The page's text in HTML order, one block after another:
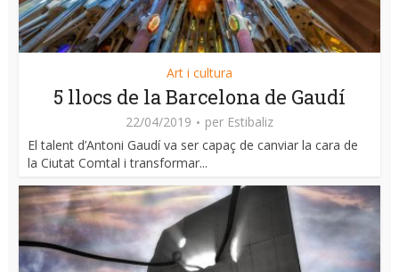
Art i cultura
5 llocs de la Barcelona de Gaudí
22/04/2019 per Estibaliz
El talent d’Antoni Gaudí va ser capaç de canviar la cara de
la Ciutat Comtal i transformar...